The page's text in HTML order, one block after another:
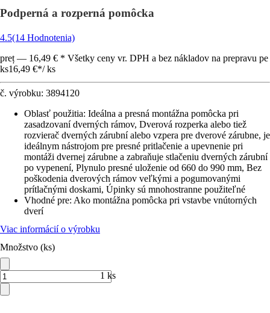
Podperná a rozperná pomôcka
4.5(14 Hodnotenia)
preț — 16,49 € * Všetky ceny vr. DPH a bez nákladov na prepravu pe
ks16,49 €*/ ks
č. výrobku: 3894120
Oblasť použitia: Ideálna a presná montážna pomôcka pri
zasadzovaní dverných rámov, Dverová rozperka alebo tiež
rozvierač dverných zárubní alebo vzpera pre dverové zárubne, je
ideálnym nástrojom pre presné pritlačenie a upevnenie pri
montáži dvernej zárubne a zabraňuje stlačeniu dverných zárubní
po vypenení, Plynulo presné uloženie od 660 do 990 mm, Bez
poškodenia dverových rámov veľkými a pogumovanými
prítlačnými doskami, Úpinky sú mnohostranne použiteľné
Vhodné pre: Ako montážna pomôcka pri vstavbe vnútorných
dverí
Viac informácií o výrobku
Množstvo (ks)
1 ks